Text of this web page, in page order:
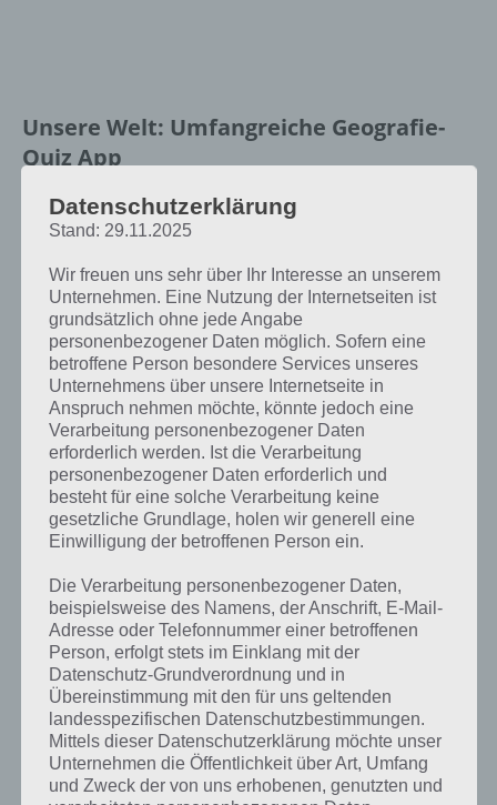
Unsere Welt: Umfangreiche Geografie-
Quiz App
Unsere Welt: Hier
sollst du Paris finden
– (c) Trilliarden
Zunächst einmal ist die App Unsere
Vollversion. Der Unterschied zu
kostenlosen Variante liegt im
Umfang der App. So beinhaltet die
Vollversion neben einer Weltkarte,
zahlreiche Kontinenten (Europa,
Afrika, Asien, Amerika und Co) sowie
spezielle Länder jeweils in zwei
verschiedenen Varianten.
Einmal müsst ihr Städte und Länder
richtig antippen, nach denen gefragt
wird. Auf der anderen Seite gibt es
eine physische Karte mit Flüssen,
Seen, Gebirgen und weiteren Details.
Erst üben, dann das
Wissen auf die Probe
stellen
Ein weiterer Pluspunkt an der App Unsere Welt: Es gibt einen
Übungsmodus und einen Quiz-Modus. Im Übungsmodus kann man
so viele Fehler wie möglich machen, während im Quiz-Modus eine
Datenschutzerklärung
Stand: 29.11.2025
Wir freuen uns sehr über Ihr Interesse an unserem
Unternehmen. Eine Nutzung der Internetseiten ist
grundsätzlich ohne jede Angabe
personenbezogener Daten möglich. Sofern eine
betroffene Person besondere Services unseres
Unternehmens über unsere Internetseite in
Anspruch nehmen möchte, könnte jedoch eine
Verarbeitung personenbezogener Daten
erforderlich werden. Ist die Verarbeitung
personenbezogener Daten erforderlich und
besteht für eine solche Verarbeitung keine
gesetzliche Grundlage, holen wir generell eine
Einwilligung der betroffenen Person ein.
Die Verarbeitung personenbezogener Daten,
beispielsweise des Namens, der Anschrift, E-Mail-
Adresse oder Telefonnummer einer betroffenen
Person, erfolgt stets im Einklang mit der
Datenschutz-Grundverordnung und in
Übereinstimmung mit den für uns geltenden
landesspezifischen Datenschutzbestimmungen.
Mittels dieser Datenschutzerklärung möchte unser
Unternehmen die Öffentlichkeit über Art, Umfang
und Zweck der von uns erhobenen, genutzten und